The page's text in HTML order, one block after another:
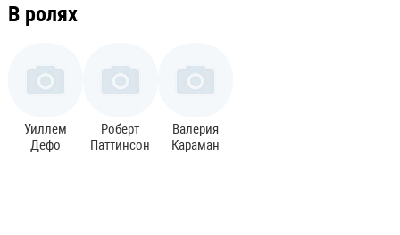
В ролях
Уиллем
Дефо
Роберт
Паттинсон
Валерия
Караман